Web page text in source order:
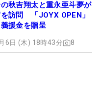
秋吉翔太と重永亜斗夢が
訪問 「JOYX OPEN」
援金を贈呈
6日 (木) 18時43分 8